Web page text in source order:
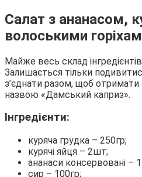
Салат з ананасом,
волоськими
Майже весь склад
Залишається тільки
з’єднати разом, щоб отримати
назвою «Дамський каприз».
Інгредієнти:
куряча грудка – 250гр;
курячі яйця – 2шт;
ананаси консервовані –
сир – 100гр;